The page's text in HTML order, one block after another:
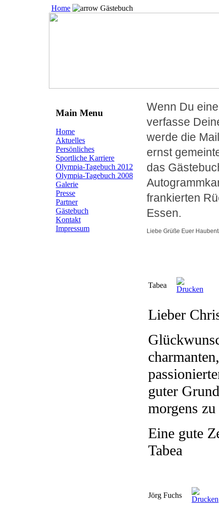
Home Gästebuch
Main Menu
Home
Aktuelles
Persönliches
Sportliche Karriere
Olympia-Tagebuch 2012
Olympia-Tagebuch 2008
Galerie
Presse
Partner
Gästebuch
Kontakt
Impressum
Wenn Du
verfasse
werde die
ernst
das
frankierten
Essen.
Liebe Grüße Euer
Tabea
Lieber
guter
morgens
Eine gute
Tabea
Jörg Fuchs